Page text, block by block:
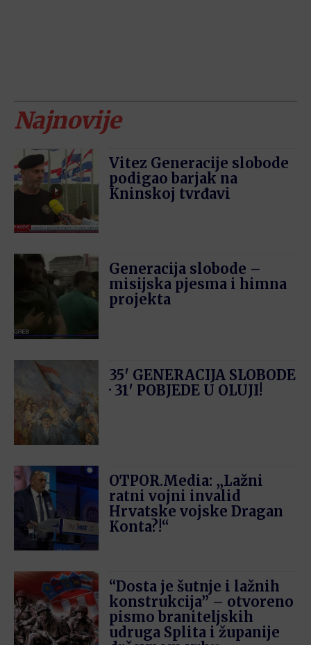
Najnovije
Vitez Generacije slobode
podigao barjak na
Kninskoj tvrđavi
Generacija slobode –
misijska pjesma i himna
projekta
35′ GENERACIJA SLOBODE
· 31′ POBJEDE U OLUJI!
OTPOR.Media: „Lažni
ratni vojni invalid
Hrvatske vojske Dragan
Konta?!“
“Dosta je šutnje i lažnih
konstrukcija” – otvoreno
pismo braniteljskih
udruga Splita i županije